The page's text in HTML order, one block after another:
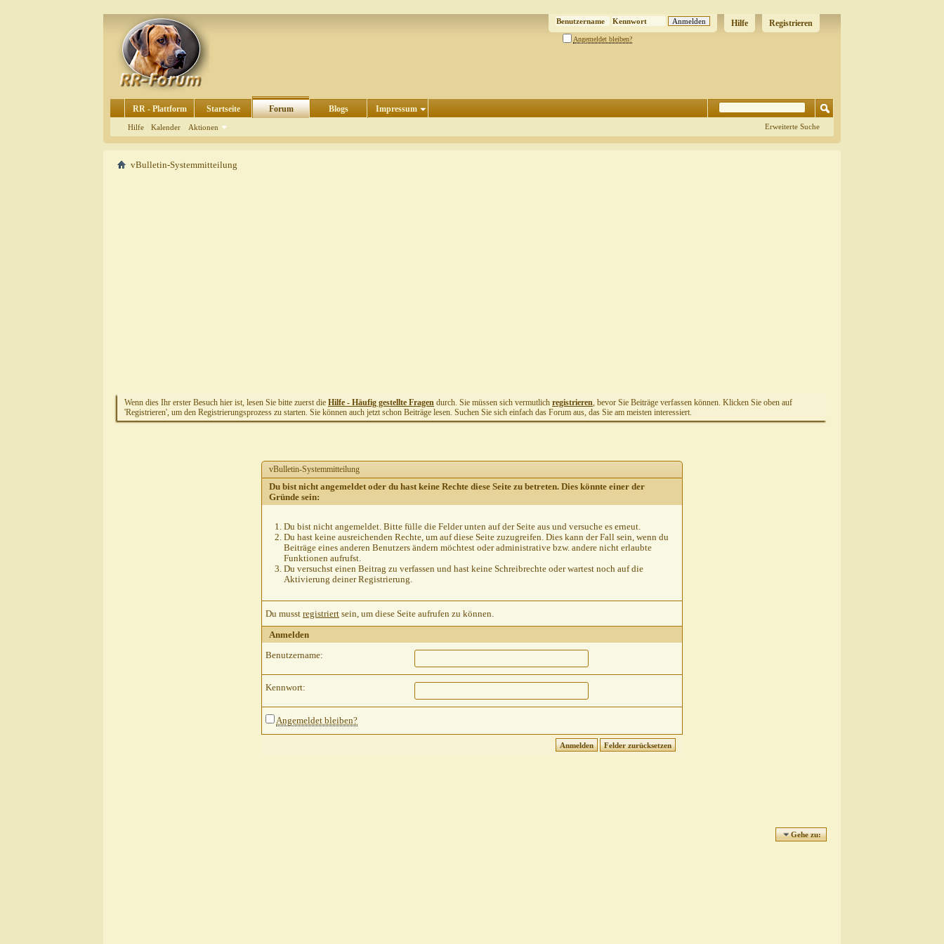
Registrieren
Hilfe
Angemeldet bleiben?
RR - Plattform Startseite Forum
Hilfe Kalender Aktionen
Blogs Impressum
Erweiterte Suche
vBulletin-Systemmitteilung
Wenn dies Ihr erster Besuch hier ist, lesen Sie bitte zuerst die Hilfe - Häufig gestellte Fragen durch. Sie müssen sich vermutlich registrieren, bevor Sie Beiträge verfassen können. Klicken Sie oben auf
'Registrieren', um den Registrierungsprozess zu starten. Sie können auch jetzt schon Beiträge lesen. Suchen Sie sich einfach das Forum aus, das Sie am meisten interessiert.
vBulletin-Systemmitteilung
Du bist nicht angemeldet oder du hast keine Rechte diese Seite zu betreten. Dies könnte einer der
Gründe sein:
Du bist nicht angemeldet. Bitte fülle die Felder unten auf der Seite aus und versuche es erneut.
Du hast keine ausreichenden Rechte, um auf diese Seite zuzugreifen. Dies kann der Fall sein, wenn du
Beiträge eines anderen Benutzers ändern möchtest oder administrative bzw. andere nicht erlaubte
Funktionen aufrufst.
Du versuchst einen Beitrag zu verfassen und hast keine Schreibrechte oder wartest noch auf die
Aktivierung deiner Registrierung.
Du musst registriert sein, um diese Seite aufrufen zu können.
Anmelden
Benutzername:
Kennwort:
Angemeldet bleiben?
Gehe zu: